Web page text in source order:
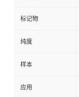
标记物
纯度
样本
应用